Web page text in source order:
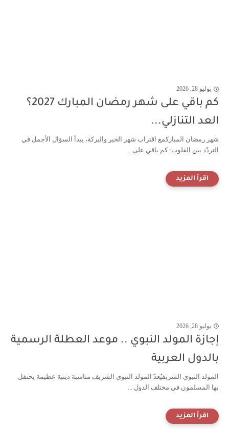
يوليو 28, 2026
كم باقي على شهر رمضان المبارك 2027؟
العد التنازلي...
شهر رمضان المباركمع اقتراب شهر الخير والبركة، يبدأ السؤال الأجمل في
التردّد بين القلوب: كم باقي على ...
يوليو 28, 2026
إجازة المولد النبوي .. موعد العطلة الرسمية
بالدول العربية
المولد النبوي الشريفيُعدّ المولد النبوي الشريف مناسبة دينية عظيمة يحتفل
بها المسلمون في مختلف الدول ...